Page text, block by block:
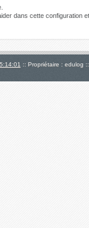
dans cette configuration
:: Propriétaire : edulog